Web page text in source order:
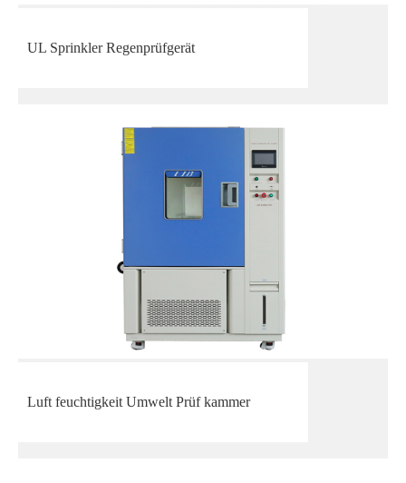
UL Sprinkler Regenprüfgerät
Luft feuchtigkeit Umwelt Prüf kammer